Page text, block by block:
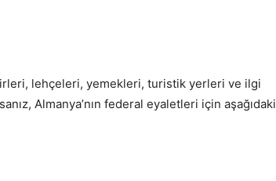
lehçeleri, yemekleri, turistik yerleri ve ilgi
Almanya’nın federal eyaletleri için aşağıdaki